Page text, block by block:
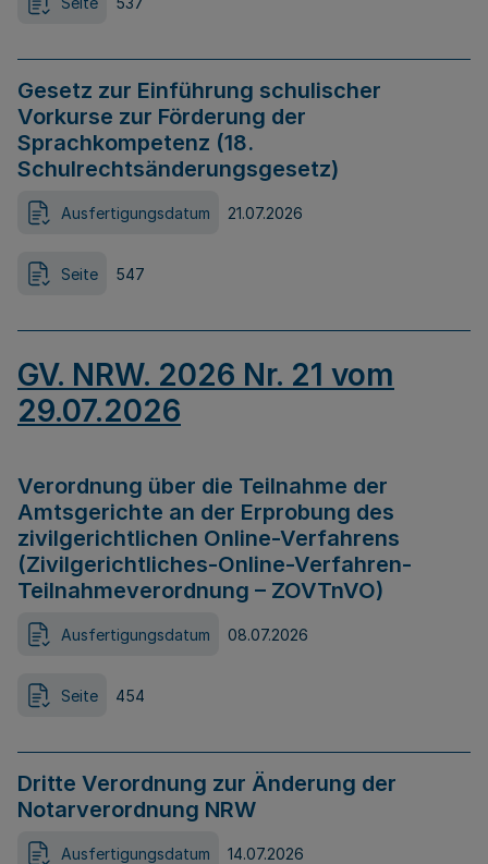
Gesetz zur Einführung schulischer
Vorkurse zur Förderung der
Sprachkompetenz (18.
Schulrechtsänderungsgesetz)
Ausfertigungsdatum 21.07.2026
Seite 547
GV. NRW. 2026 Nr. 21 vom
29.07.2026
Verordnung über die Teilnahme der
Amtsgerichte an der Erprobung des
zivilgerichtlichen Online-Verfahrens
(Zivilgerichtliches-Online-Verfahren-
Teilnahmeverordnung – ZOVTnVO)
Ausfertigungsdatum 08.07.2026
Seite 454
Dritte Verordnung zur Änderung der
Notarverordnung NRW
Ausfertigungsdatum 14.07.2026